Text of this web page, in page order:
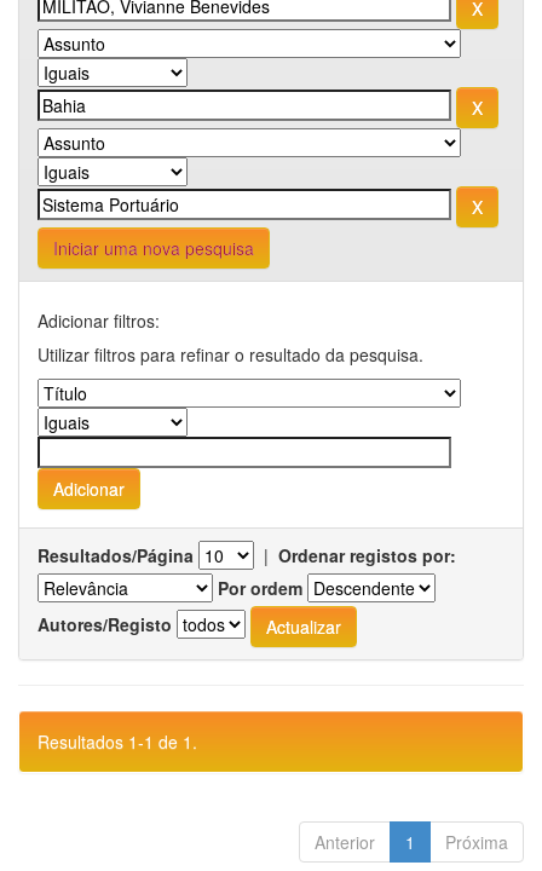
Iniciar uma nova pesquisa
Adicionar filtros:
Utilizar filtros para refinar o resultado da pesquisa.
Resultados/Página | Ordenar registos por:
Por ordem
Autores/Registo
Resultados 1-1 de 1.
Anterior 1 Próxima